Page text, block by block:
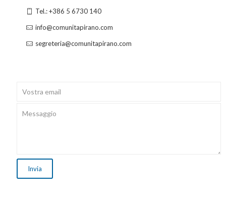
Tel.: +386 5 6730 140
info@comunitapirano.com
segreteria@comunitapirano.com